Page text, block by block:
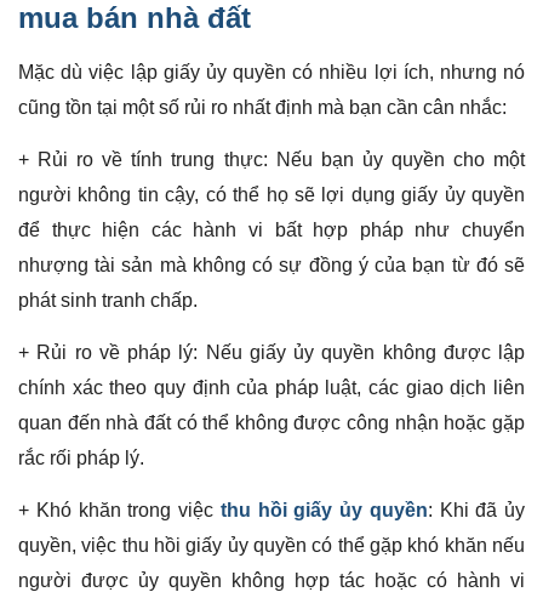
mua bán nhà đất
Mặc dù việc lập giấy ủy quyền có nhiều lợi ích, nhưng nó
cũng tồn tại một số rủi ro nhất định mà bạn cần cân nhắc:
+ Rủi ro về tính trung thực: Nếu bạn ủy quyền cho một
người không tin cậy, có thể họ sẽ lợi dụng giấy ủy quyền
để thực hiện các hành vi bất hợp pháp như chuyển
nhượng tài sản mà không có sự đồng ý của bạn từ đó sẽ
phát sinh tranh chấp.
+ Rủi ro về pháp lý: Nếu giấy ủy quyền không được lập
chính xác theo quy định của pháp luật, các giao dịch liên
quan đến nhà đất có thể không được công nhận hoặc gặp
rắc rối pháp lý.
+ Khó khăn trong việc thu hồi giấy ủy quyền: Khi đã ủy
quyền, việc thu hồi giấy ủy quyền có thể gặp khó khăn nếu
người được ủy quyền không hợp tác hoặc có hành vi